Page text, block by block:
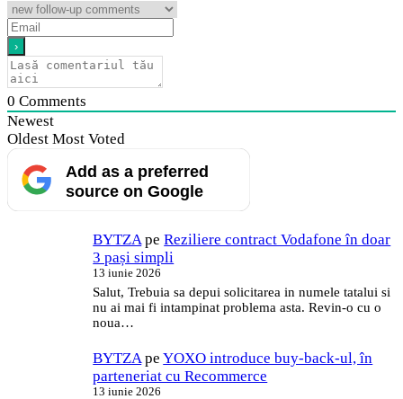
0 Comments
Newest
Oldest Most Voted
Add as a preferred
source on Google
BYTZA peReziliere contract Vodafone în doar
3 pași simpli
13 iunie 2026
Salut, Trebuia sa depui solicitarea in numele tatalui si
nu ai mai fi intampinat problema asta. Revin-o cu o
noua…
BYTZA peYOXO introduce buy-back-ul, în
parteneriat cu Recommerce
13 iunie 2026